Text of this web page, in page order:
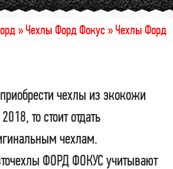
»Чехлы Форд Фокус »Чехлы Форд
чехлы из экокожи
то стоит отдать
чехлам.
ФОРД ФОКУС учитывают